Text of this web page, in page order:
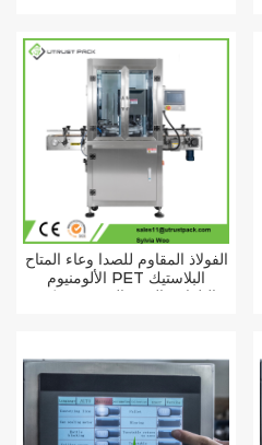
الفولاذ المقاوم للصدأ وعاء المتاح
الألومنيوم PET البلاستيك